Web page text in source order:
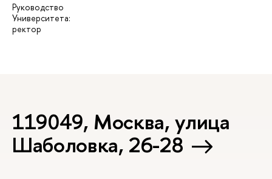
Руководство
Университета:
ректор
119049, Москва, улица
Шаболовка, 26-28